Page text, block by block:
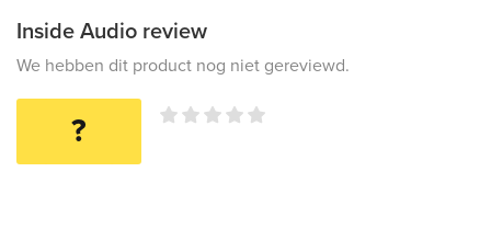
Inside Audio review
We hebben dit product nog niet gereviewd.
?